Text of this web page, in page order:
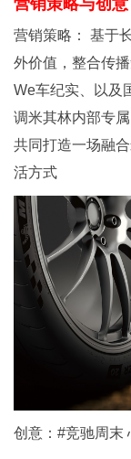
营销策略与创意
营销策略： 基于
外价值，整合传
We车纪实、以及
调米其林内部专
共同打造一场融
活方式
创意：#竞驰周末